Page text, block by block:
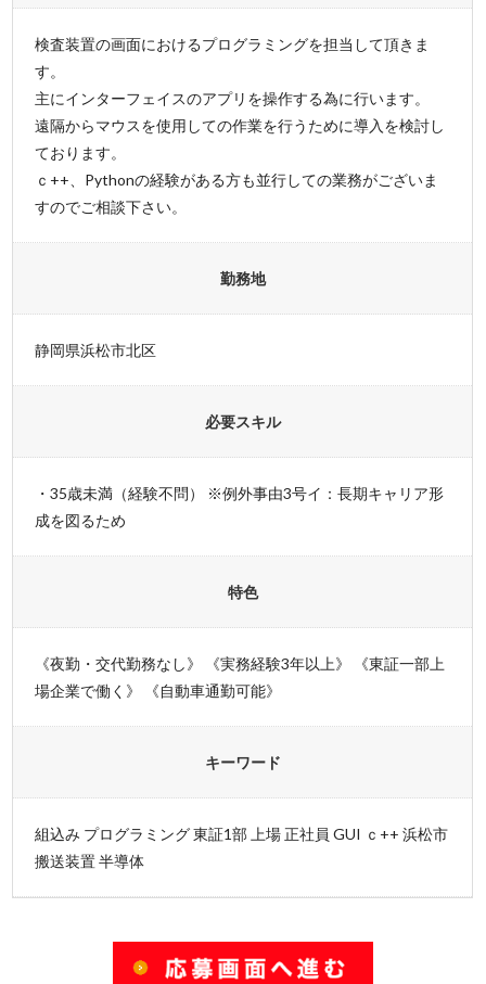
検査装置の画面におけるプログラミングを担当して頂きま
す。
主にインターフェイスのアプリを操作する為に行います。
遠隔からマウスを使用しての作業を行うために導入を検討し
ております。
ｃ++、Pythonの経験がある方も並行しての業務がございま
すのでご相談下さい。
勤務地
静岡県浜松市北区
必要スキル
・35歳未満（経験不問） ※例外事由3号イ：長期キャリア形
成を図るため
特色
《夜勤・交代勤務なし》 《実務経験3年以上》 《東証一部上
場企業で働く》 《自動車通勤可能》
キーワード
組込み プログラミング 東証1部 上場 正社員 GUI ｃ++ 浜松市
搬送装置 半導体